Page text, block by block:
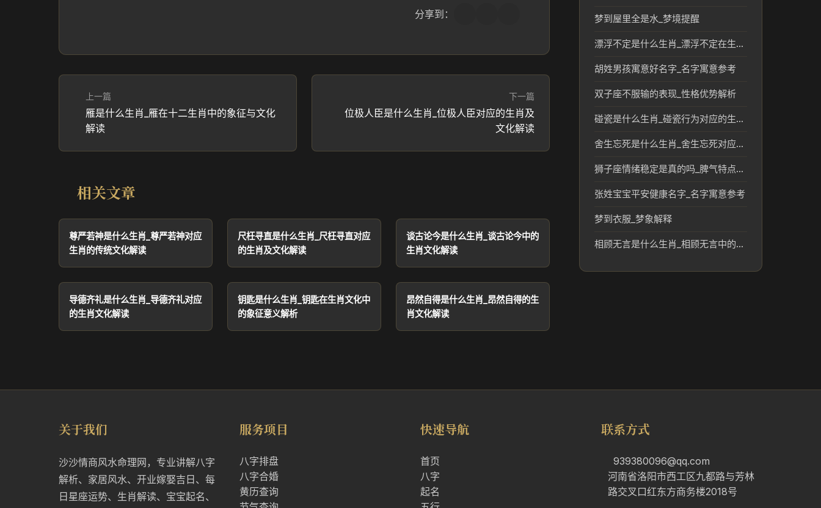
分享到：
上一篇
雁是什么生肖_雁在十二生肖中的象征与文化
解读
下一篇
位极人臣是什么生肖_位极人臣对应的生肖及
文化解读
相关文章
尊严若神是什么生肖_尊严若神对应
生肖的传统文化解读
尺枉寻直是什么生肖_尺枉寻直对应
的生肖及文化解读
谈古论今是什么生肖_谈古论今中的
生肖文化解读
导德齐礼是什么生肖_导德齐礼对应
的生肖文化解读
钥匙是什么生肖_钥匙在生肖文化中
的象征意义解析
昂然自得是什么生肖_昂然自得的生
肖文化解读
梦到屋里全是水_梦境提醒
漂浮不定是什么生肖_漂浮不定在生肖文化中的象征意义
胡姓男孩寓意好名字_名字寓意参考
双子座不服输的表现_性格优势解析
碰瓷是什么生肖_碰瓷行为对应的生肖文化解读
舍生忘死是什么生肖_舍生忘死对应生肖的传统文化解读
狮子座情绪稳定是真的吗_脾气特点解析
张姓宝宝平安健康名字_名字寓意参考
梦到衣服_梦象解释
相顾无言是什么生肖_相顾无言中的生肖象征与文化解读
关于我们
沙沙情商风水命理网，专业讲解八字
解析、家居风水、开业嫁娶吉日、每
日星座运势、生肖解读、宝宝起名、
服务项目
八字排盘
八字合婚
黄历查询
快速导航
首页
八字
起名
联系方式
939380096@qq.com
河南省洛阳市西工区九都路与芳林
路交叉口红东方商务楼2018号